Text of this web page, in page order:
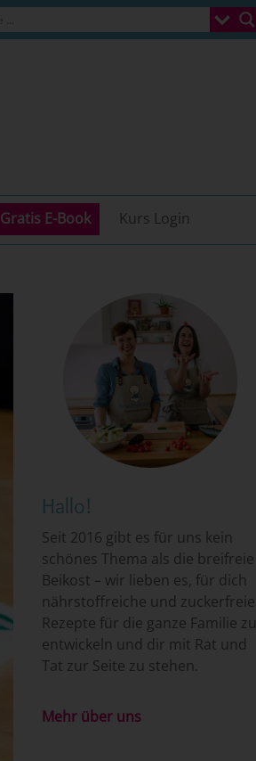
Gratis E-Book Kurs Login
Hallo!
Seit 2016 gibt es für uns kein
schönes Thema als die breifreie
Beikost – wir lieben es, für dich
nährstoffreiche und zuckerfreie
Rezepte für die ganze Familie zu
entwickeln und dir mit Rat und
Tat zur Seite zu stehen.
Mehr über uns